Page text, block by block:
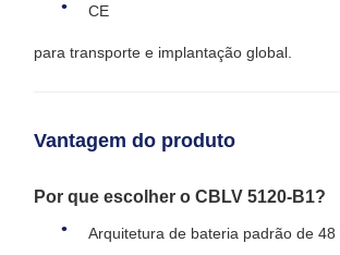
CE
para transporte e implantação global.
Vantagem do produto
Por que escolher o CBLV 5120-B1?
Arquitetura de bateria padrão de 48